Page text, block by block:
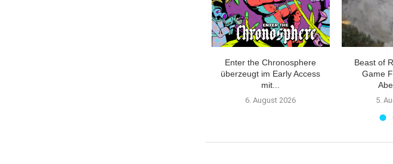
Enter the Chronosphere
überzeugt im Early Access
mit...
6. August 2026
Beast of
Game
5.